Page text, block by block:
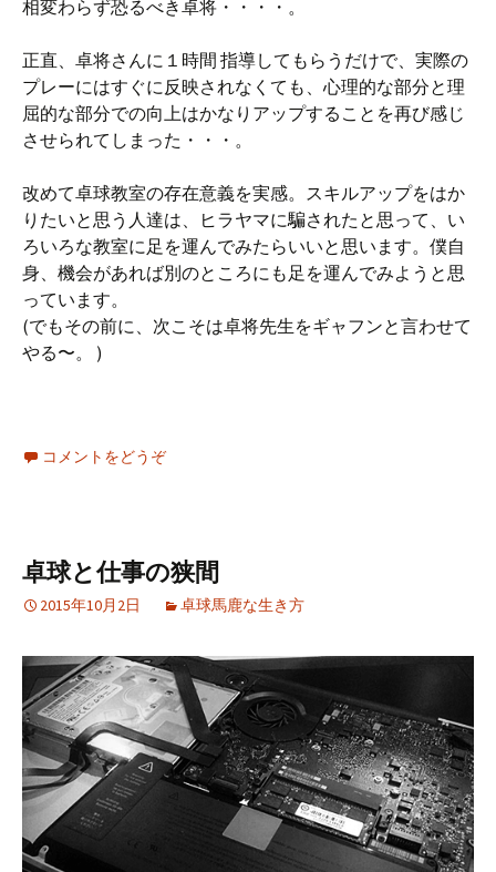
相変わらず恐るべき卓将・・・・。
正直、卓将さんに１時間 指導してもらうだけで、実際の
プレーにはすぐに反映されなくても、心理的な部分と理
屈的な部分での向上はかなりアップすることを再び感じ
させられてしまった・・・。
改めて卓球教室の存在意義を実感。スキルアップをはか
りたいと思う人達は、ヒラヤマに騙されたと思って、い
ろいろな教室に足を運んでみたらいいと思います。僕自
身、機会があれば別のところにも足を運んでみようと思
っています。
(でもその前に、次こそは卓将先生をギャフンと言わせて
やる〜。 )
コメントをどうぞ
卓球と仕事の狭間
2015年10月2日 卓球馬鹿な生き方